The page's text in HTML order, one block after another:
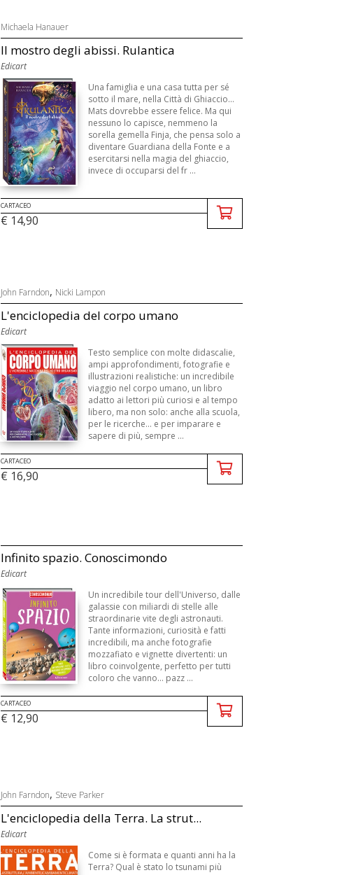
Michaela Hanauer
Il mostro degli abissi. Rulantica
Edicart
Una famiglia e una casa tutta per sé
sotto il mare, nella Città di Ghiaccio...
Mats dovrebbe essere felice. Ma qui
nessuno lo capisce, nemmeno la
sorella gemella Finja, che pensa solo a
diventare Guardiana della Fonte e a
esercitarsi nella magia del ghiaccio,
invece di occuparsi del fr ...
CARTACEO
€ 14,90
John Farndon, Nicki Lampon
L'enciclopedia del corpo umano
Edicart
Testo semplice con molte didascalie,
ampi approfondimenti, fotografie e
illustrazioni realistiche: un incredibile
viaggio nel corpo umano, un libro
adatto ai lettori più curiosi e al tempo
libero, ma non solo: anche alla scuola,
per le ricerche... e per imparare e
sapere di più, sempre ...
CARTACEO
€ 16,90
Infinito spazio. Conoscimondo
Edicart
Un incredibile tour dell'Universo, dalle
galassie con miliardi di stelle alle
straordinarie vite degli astronauti.
Tante informazioni, curiosità e fatti
incredibili, ma anche fotografie
mozzafiato e vignette divertenti: un
libro coinvolgente, perfetto per tutti
coloro che vanno... pazz ...
CARTACEO
€ 12,90
John Farndon, Steve Parker
L'enciclopedia della Terra. La strut...
Edicart
Come si è formata e quanti anni ha la
Terra? Qual è stato lo tsunami più